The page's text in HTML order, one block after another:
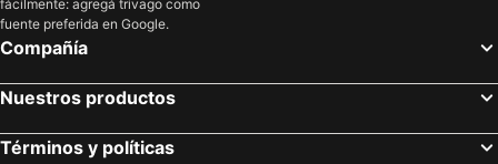
fácilmente: agregá trivago como
fuente preferida en Google.
Compañía
Nuestros productos
Términos y políticas